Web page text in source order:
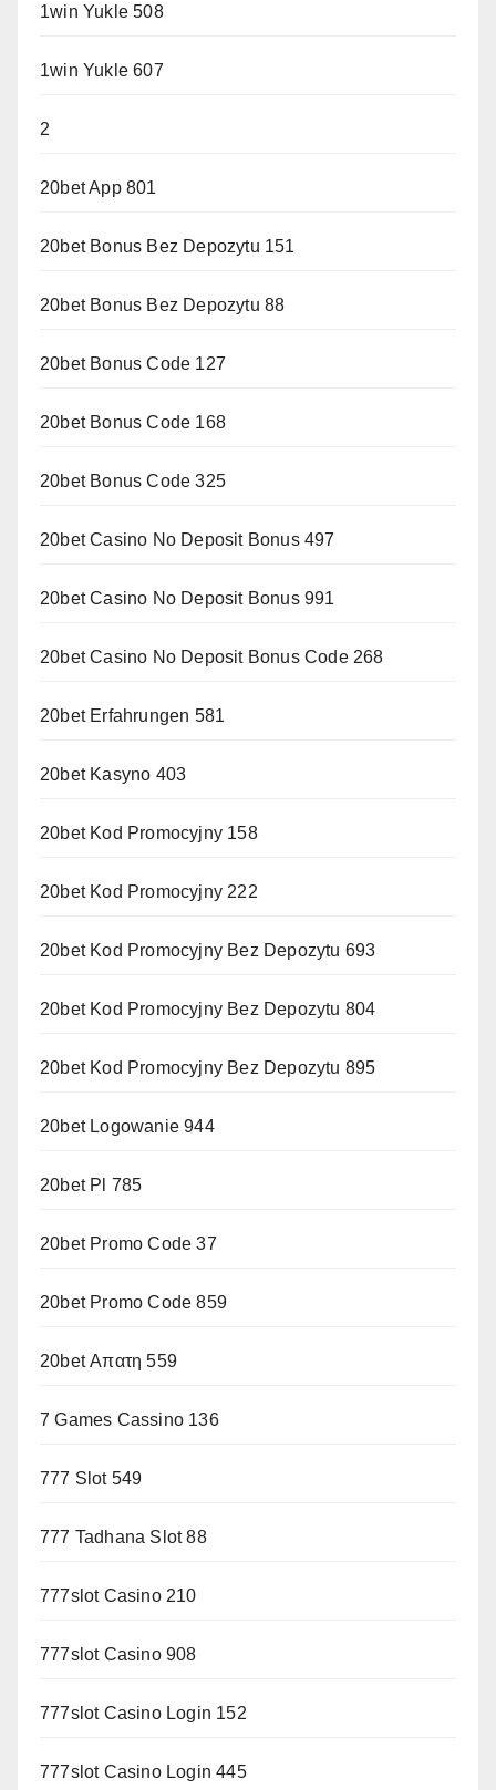
1win Yukle 508
1win Yukle 607
2
20bet App 801
20bet Bonus Bez Depozytu 151
20bet Bonus Bez Depozytu 88
20bet Bonus Code 127
20bet Bonus Code 168
20bet Bonus Code 325
20bet Casino No Deposit Bonus 497
20bet Casino No Deposit Bonus 991
20bet Casino No Deposit Bonus Code 268
20bet Erfahrungen 581
20bet Kasyno 403
20bet Kod Promocyjny 158
20bet Kod Promocyjny 222
20bet Kod Promocyjny Bez Depozytu 693
20bet Kod Promocyjny Bez Depozytu 804
20bet Kod Promocyjny Bez Depozytu 895
20bet Logowanie 944
20bet Pl 785
20bet Promo Code 37
20bet Promo Code 859
20bet Απατη 559
7 Games Cassino 136
777 Slot 549
777 Tadhana Slot 88
777slot Casino 210
777slot Casino 908
777slot Casino Login 152
777slot Casino Login 445